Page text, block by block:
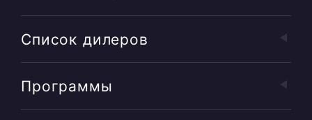
Список дилеров
Программы